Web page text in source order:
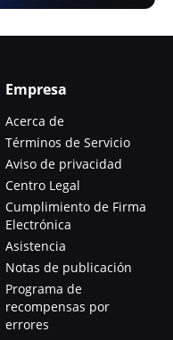
Empresa
Acerca de
Términos de Servicio
Aviso de privacidad
Centro Legal
Cumplimiento de Firma
Electrónica
Asistencia
Notas de publicación
Programa de
recompensas por
errores